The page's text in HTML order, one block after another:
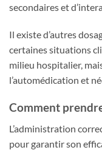
secondaires et
Il existe d’autres
certaines situations
milieu hospitalier,
l’automédication et
Comment
L’administration
pour garantir son